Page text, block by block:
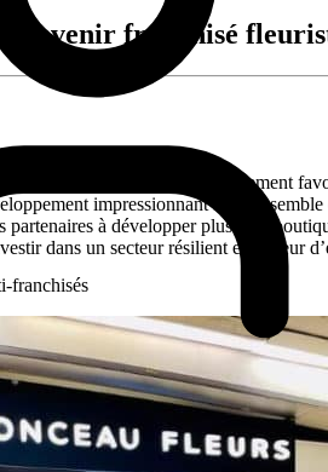
devenir franchisé
une dynamique particulièrement
impressionnant sur
partenaires à développer plusieurs
dans un secteur résilient et porteur
franchisés